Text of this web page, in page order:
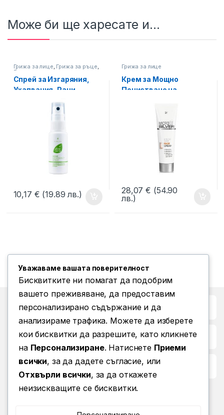
Може би ще харесате и...
Грижа за лице, Грижа за ръце,
Грижа за тяло
Спрей за Изгаряния,
Ухапвания, Рани,
Aloe via, 30 мл Малък
10,17 € (19.89 лв.)
Грижа за лице
Крем за Мощно
Почистване на
Лицето MICROSILVER
28,07€ (54.90
лв.)
Бърз достъп до
Повече информация
Условия за ползване
Уважаваме вашата поверителност
Бисквитките ни помагат да подобрим
вашето преживяване, да предоставим
персонализирано съдържание и да
анализираме трафика. Можете да изберете
кои бисквитки да разрешите, като кликнете
на Персонализиране. Натиснете Приеми
всички, за да дадете съгласие, или
Отхвърли всички, за да откажете
неизискващите се бисквитки.